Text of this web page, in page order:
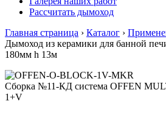
Рассчитать дымоход
Главная страница › Каталог ›
Дымоход из керамики для банной
180мм h 13м
Сборка №11-КД система OFFEN
1+V